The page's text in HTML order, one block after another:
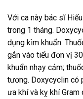
Với ca này bác sĩ
trong 1 tháng.
dụng kìm khuẩn.
gắn vào tiểu đơn vị
khuẩn nhạy cảm;
tương. Doxycyclin có
ưa khí và kỵ khí